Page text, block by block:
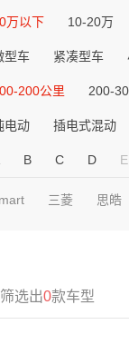
万以下 10-20万
型车 紧凑型车
200公里 200-
电动 插电式混动
B C D E
三菱 思皓
选出0款车型